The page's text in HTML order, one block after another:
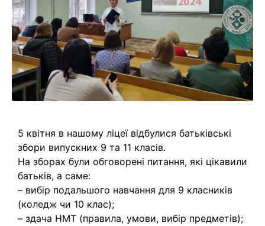
5 квітня в нашому ліцеї відбулися батьківські
збори випускних 9 та 11 класів.
На зборах були обговорені питання, які цікавили
батьків, а саме:
– вибір подальшого навчання для 9 класників
(коледж чи 10 клас);
– здача НМТ (правила, умови, вибір предметів);